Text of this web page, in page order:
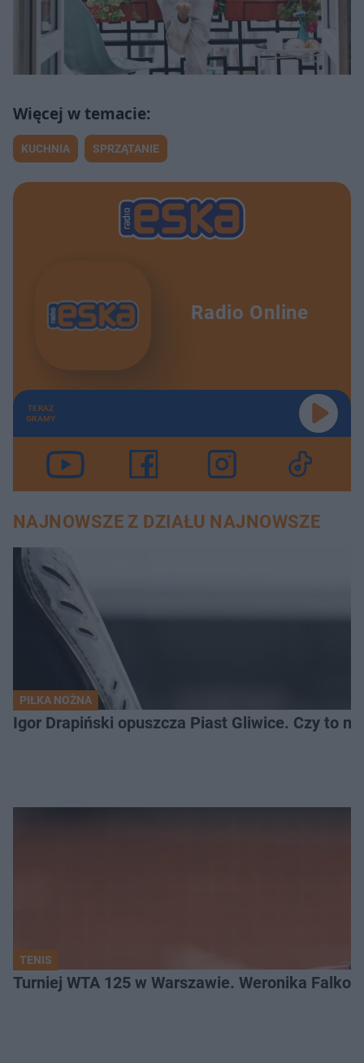
KUCHNIA SPRZĄTANIE
Radio Online
TERAZ
GRAMY
NAJNOWSZE Z DZIAŁU NAJNOWSZE
PIŁKA NOŻNA
Igor Drapiński opuszcza Piast Gliwice. Czy to
TENIS
Turniej WTA 125 w Warszawie. Weronika